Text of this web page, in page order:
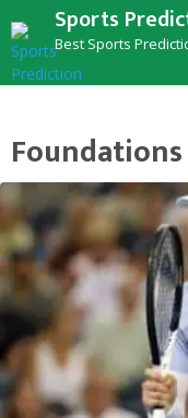
Sports
Best Sports
Foundations